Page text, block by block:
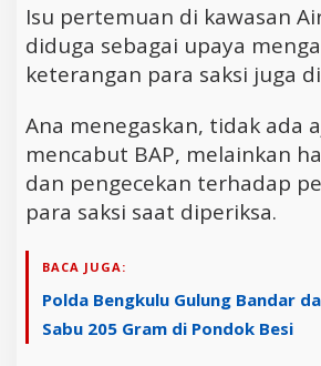
Isu pertemuan di kawasan
diduga sebagai upaya
keterangan para saksi juga
Ana menegaskan, tidak ada
mencabut BAP, melainkan
dan pengecekan terhadap
para saksi saat diperiksa.
BACA JUGA:
Polda Bengkulu Gulung Bandar
Sabu 205 Gram di Pondok Besi